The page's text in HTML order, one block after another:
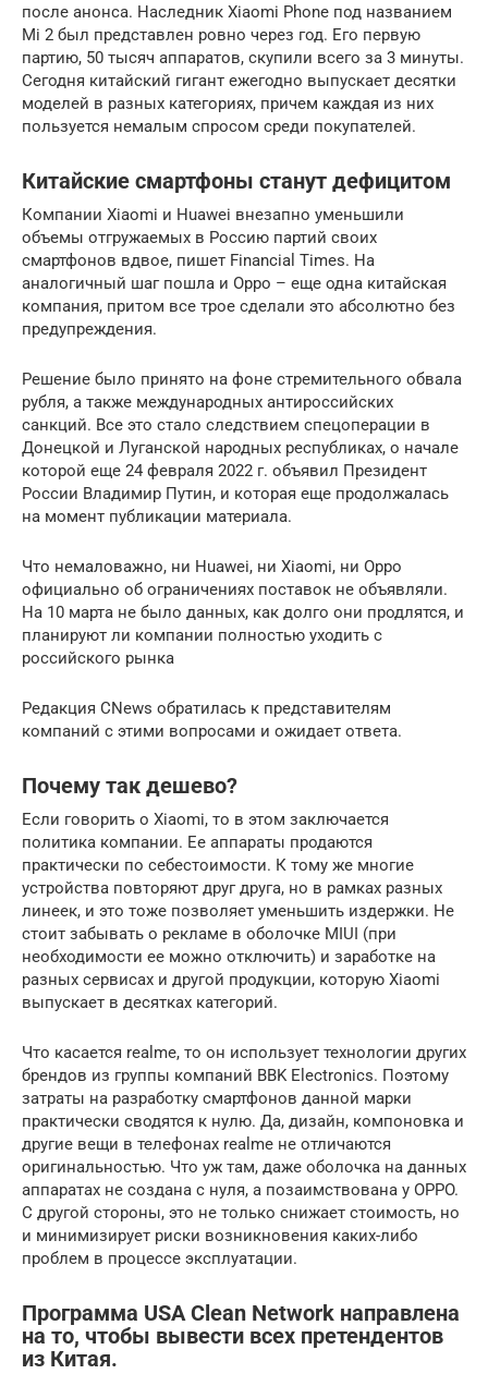
после анонса. Наследник Xiaomi Phone под названием
Mi 2 был представлен ровно через год. Его первую
партию, 50 тысяч аппаратов, скупили всего за 3 минуты.
Сегодня китайский гигант ежегодно выпускает десятки
моделей в разных категориях, причем каждая из них
пользуется немалым спросом среди покупателей.
Китайские смартфоны станут дефицитом
Компании Xiaomi и Huawei внезапно уменьшили
объемы отгружаемых в Россию партий своих
смартфонов вдвое, пишет Financial Times. На
аналогичный шаг пошла и Oppo – еще одна китайская
компания, притом все трое сделали это абсолютно без
предупреждения.
Решение было принято на фоне стремительного обвала
рубля, а также международных антироссийских
санкций. Все это стало следствием спецоперации в
Донецкой и Луганской народных республиках, о начале
которой еще 24 февраля 2022 г. объявил Президент
России Владимир Путин, и которая еще продолжалась
на момент публикации материала.
Что немаловажно, ни Huawei, ни Xiaomi, ни Oppo
официально об ограничениях поставок не объявляли.
На 10 марта не было данных, как долго они продлятся, и
планируют ли компании полностью уходить с
российского рынка
Редакция CNews обратилась к представителям
компаний с этими вопросами и ожидает ответа.
Почему так дешево?
Если говорить о Xiaomi, то в этом заключается
политика компании. Ее аппараты продаются
практически по себестоимости. К тому же многие
устройства повторяют друг друга, но в рамках разных
линеек, и это тоже позволяет уменьшить издержки. Не
стоит забывать о рекламе в оболочке MIUI (при
необходимости ее можно отключить) и заработке на
разных сервисах и другой продукции, которую Xiaomi
выпускает в десятках категорий.
Что касается realme, то он использует технологии других
брендов из группы компаний BBK Electronics. Поэтому
затраты на разработку смартфонов данной марки
практически сводятся к нулю. Да, дизайн, компоновка и
другие вещи в телефонах realme не отличаются
оригинальностью. Что уж там, даже оболочка на данных
аппаратах не создана с нуля, а позаимствована у OPPO.
С другой стороны, это не только снижает стоимость, но
и минимизирует риски возникновения каких-либо
проблем в процессе эксплуатации.
Программа USA Clean Network направлена ​​
на то, чтобы вывести всех претендентов
из Китая.